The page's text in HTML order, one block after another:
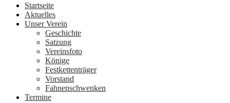
Startseite
Aktuelles
Unser Verein
Geschichte
Satzung
Vereinsfoto
Könige
Festkettenträger
Vorstand
Fahnenschwenken
Termine